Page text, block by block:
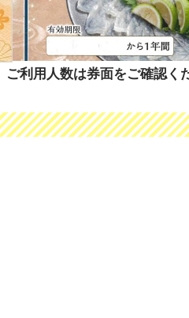
利用人数は券面をご確認く